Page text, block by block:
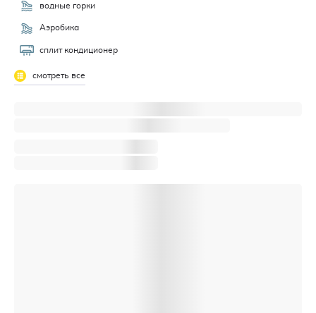
водные горки
Аэробика
сплит кондиционер
смотреть все